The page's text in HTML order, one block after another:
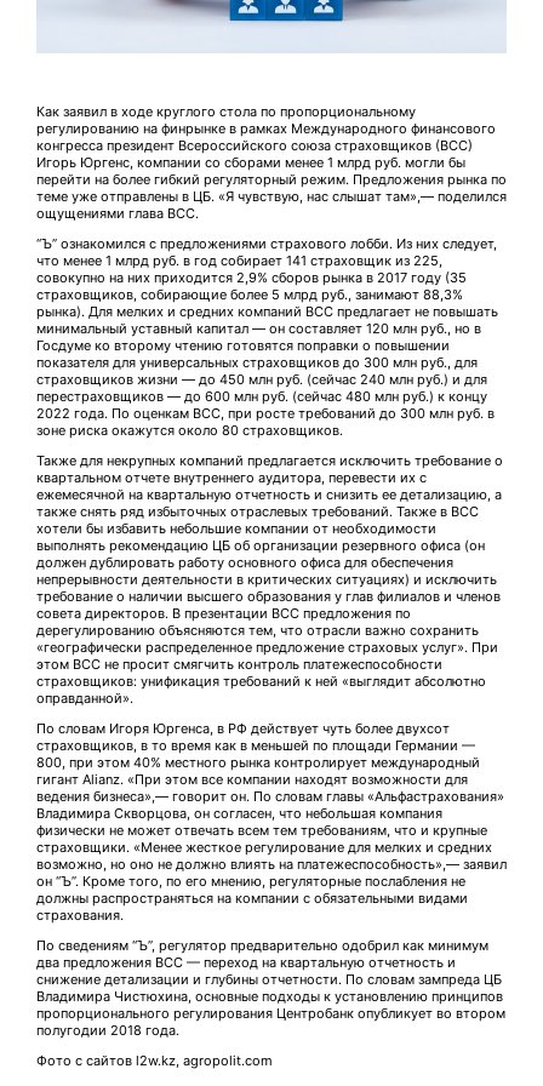
Как заявил в ходе круглого стола по пропорциональному
регулированию на финрынке в рамках Международного финансового
конгресса президент Всероссийского союза страховщиков (ВСС)
Игорь Юргенс, компании со сборами менее 1 млрд руб. могли бы
перейти на более гибкий регуляторный режим. Предложения рынка по
теме уже отправлены в ЦБ. «Я чувствую, нас слышат там»,— поделился
ощущениями глава ВСС.
“Ъ” ознакомился с предложениями страхового лобби. Из них следует,
что менее 1 млрд руб. в год собирает 141 страховщик из 225,
совокупно на них приходится 2,9% сборов рынка в 2017 году (35
страховщиков, собирающие более 5 млрд руб., занимают 88,3%
рынка). Для мелких и средних компаний ВСС предлагает не повышать
минимальный уставный капитал — он составляет 120 млн руб., но в
Госдуме ко второму чтению готовятся поправки о повышении
показателя для универсальных страховщиков до 300 млн руб., для
страховщиков жизни — до 450 млн руб. (сейчас 240 млн руб.) и для
перестраховщиков — до 600 млн руб. (сейчас 480 млн руб.) к концу
2022 года. По оценкам ВСС, при росте требований до 300 млн руб. в
зоне риска окажутся около 80 страховщиков.
Также для некрупных компаний предлагается исключить требование о
квартальном отчете внутреннего аудитора, перевести их с
ежемесячной на квартальную отчетность и снизить ее детализацию, а
также снять ряд избыточных отраслевых требований. Также в ВСС
хотели бы избавить небольшие компании от необходимости
выполнять рекомендацию ЦБ об организации резервного офиса (он
должен дублировать работу основного офиса для обеспечения
непрерывности деятельности в критических ситуациях) и исключить
требование о наличии высшего образования у глав филиалов и членов
совета директоров. В презентации ВСС предложения по
дерегулированию объясняются тем, что отрасли важно сохранить
«географически распределенное предложение страховых услуг». При
этом ВСС не просит смягчить контроль платежеспособности
страховщиков: унификация требований к ней «выглядит абсолютно
оправданной».
По словам Игоря Юргенса, в РФ действует чуть более двухсот
страховщиков, в то время как в меньшей по площади Германии —
800, при этом 40% местного рынка контролирует международный
гигант Alianz. «При этом все компании находят возможности для
ведения бизнеса»,— говорит он. По словам главы «Альфастрахования»
Владимира Скворцова, он согласен, что небольшая компания
физически не может отвечать всем тем требованиям, что и крупные
страховщики. «Менее жесткое регулирование для мелких и средних
возможно, но оно не должно влиять на платежеспособность»,— заявил
он “Ъ”. Кроме того, по его мнению, регуляторные послабления не
должны распространяться на компании с обязательными видами
страхования.
По сведениям “Ъ”, регулятор предварительно одобрил как минимум
два предложения ВСС — переход на квартальную отчетность и
снижение детализации и глубины отчетности. По словам зампреда ЦБ
Владимира Чистюхина, основные подходы к установлению принципов
пропорционального регулирования Центробанк опубликует во втором
полугодии 2018 года.
Фото с сайтов l2w.kz, agropolit.com